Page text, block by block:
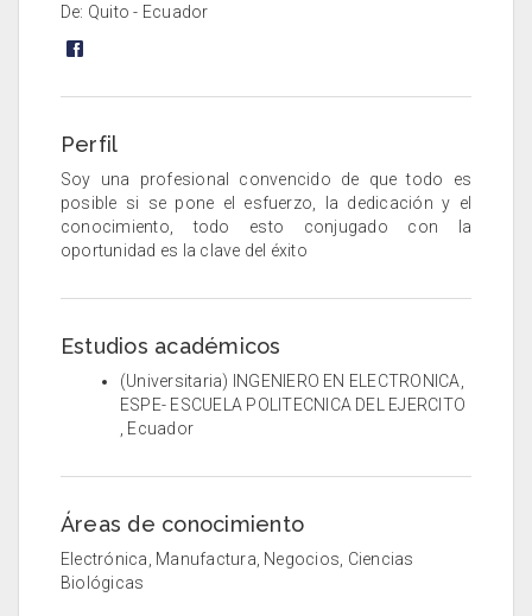
De: Quito - Ecuador
Perfil
Soy una profesional convencido de que todo es
posible si se pone el esfuerzo, la dedicación y el
conocimiento, todo esto conjugado con la
oportunidad es la clave del éxito
Estudios académicos
(Universitaria) INGENIERO EN ELECTRONICA,
ESPE- ESCUELA POLITECNICA DEL EJERCITO
, Ecuador
Áreas de conocimiento
Electrónica, Manufactura, Negocios, Ciencias
Biológicas